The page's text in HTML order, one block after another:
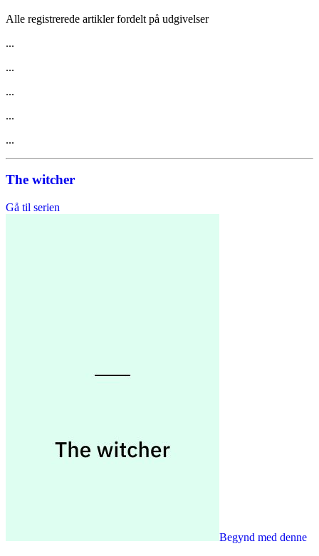
Alle registrerede artikler fordelt på udgivelser
...
...
...
...
...
The witcher
Gå til serien
Begynd med denne